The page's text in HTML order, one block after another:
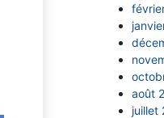
août
juillet